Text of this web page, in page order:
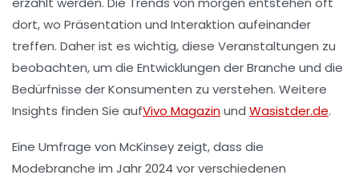
dort, wo Präsentation und Interaktion aufeinander
treffen. Daher ist es wichtig, diese Veranstaltungen zu
beobachten, um die Entwicklungen der Branche und die
Bedürfnisse der Konsumenten zu verstehen. Weitere
Insights finden Sie aufVivo Magazinund Wasistder.de.
Eine Umfrage von McKinsey zeigt, dass die
Modebranche im Jahr 2024 vor verschiedenen